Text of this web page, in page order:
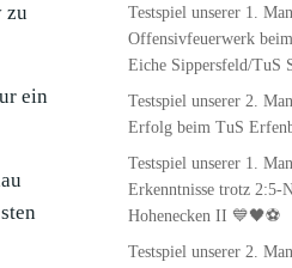
zu
ein
Testspiel unserer 1.
Offensivfeuerwerk
Eiche Sippersfeld/TuS
Testspiel unserer 2.
Erfolg beim TuS
Testspiel unserer 1.
Erkenntnisse trotz 2:5-
Hohenecken II 💙🖤⚽
Testspiel unserer 2.